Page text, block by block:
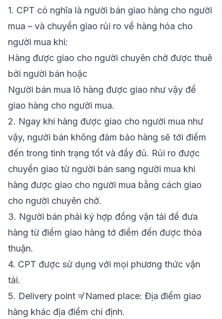
1. CPT có nghĩa là người bán giao hàng cho người
mua – và chuyển giao rủi ro về hàng hóa cho
người mua khi:
Hàng được giao cho người chuyên chở được thuê
bởi người bán hoặc
Người bán mua lô hàng được giao như vậy để
giao hàng cho người mua.
2. Ngay khi hàng được giao cho người mua như
vậy, người bán không đảm bảo hàng sẽ tới điểm
đến trong tình trạng tốt và đầy đủ. Rủi ro được
chuyển giao từ người bán sang người mua khi
hàng được giao cho người mua bằng cách giao
cho người chuyên chở.
3. Người bán phải ký hợp đồng vận tải để đưa
hàng từ điểm giao hàng tớ điểm đến được thỏa
thuận.
4. CPT được sử dụng với mọi phương thức vận
tải.
5. Delivery point ≠ Named place: Địa điểm giao
hàng khác địa điểm chỉ định.